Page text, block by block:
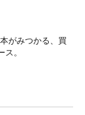
がみつかる、買
。